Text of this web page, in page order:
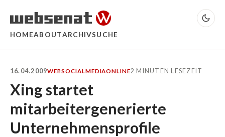
HOMEABOUTARCHIVSUCHE
16.04.2009WEBSOCIALMEDIAONLINE2 MINUTEN LESEZEIT
Xing startet
mitarbeitergenerierte
Unternehmensprofile